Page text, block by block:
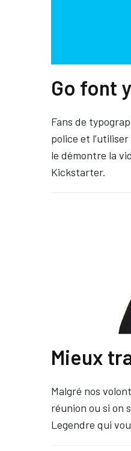
Go font
Fans de
police et
le démontre la
Kickstarter.
Mieux
Malgré nos
réunion ou si on
Legendre qui